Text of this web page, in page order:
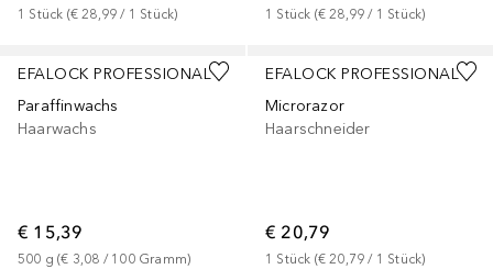
1 Stück (€ 28,99 / 1 Stück) 1 Stück (€ 28,99 / 1 Stück)
EFALOCK PROFESSIONAL
Paraffinwachs
Haarwachs
€ 15,39
500 g (€ 3,08 / 100 Gramm)
EFALOCK PROFESSIONAL
Microrazor
Haarschneider
€ 20,79
1 Stück (€ 20,79 / 1 Stück)